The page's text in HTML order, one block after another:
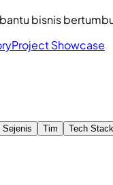
bisnis
Project Showcase
Tim Tech Stack